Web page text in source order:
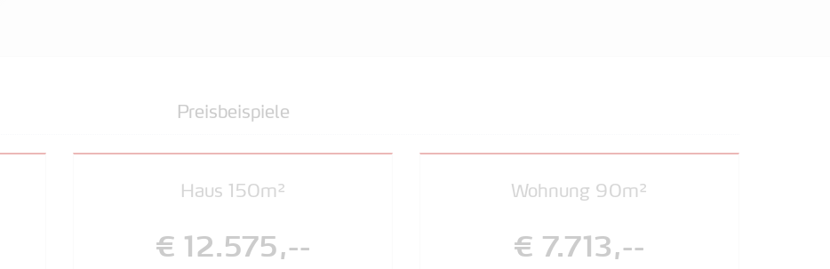
Preisbeispiele
Haus 150m²
€ 12.575,--
Wohnung 90m²
€ 7.713,--